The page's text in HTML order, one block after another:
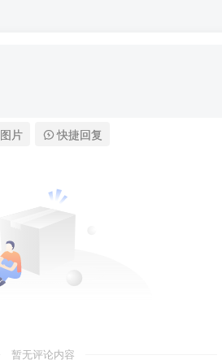
图片 快捷回复
暂无评论内容